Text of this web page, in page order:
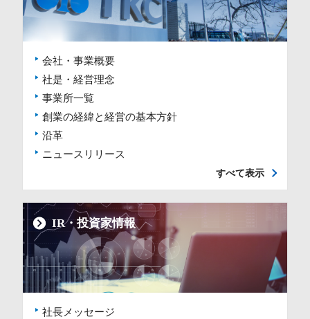
会社・事業概要
社是・経営理念
事業所一覧
創業の経緯と経営の基本方針
沿革
ニュースリリース
すべて表示
IR・投資家情報
社長メッセージ